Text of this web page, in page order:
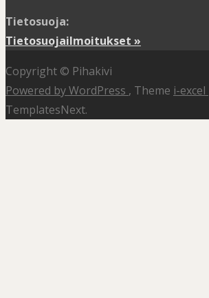
Tietosuoja:
Tietosuojailmoitukset »
Copyright © Pihakivi
Powered by WordPress , Theme i-excel
TemplatesNext.